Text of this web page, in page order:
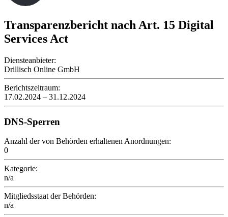
Transparenzbericht nach Art. 15 Digital
Services Act
Diensteanbieter:
Drillisch Online GmbH
Berichtszeitraum:
17.02.2024 – 31.12.2024
DNS-Sperren
Anzahl der von Behörden erhaltenen Anordnungen:
0
Kategorie:
n/a
Mitgliedsstaat der Behörden:
n/a